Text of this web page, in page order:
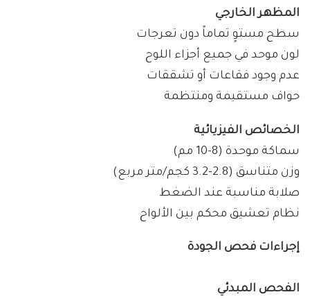
المظهر الخارجي
سطح مستوٍ تماماً دون تعرجات
لون موحد في جميع أجزاء اللوح
عدم وجود فقاعات أو تشققات
حواف مستقيمة ومنتظمة
الخصائص الفيزيائية
سماكة موحدة (8-10 مم)
وزن متناسق (2.8-3.2 كجم/متر مربع)
صلابة مناسبة عند الضغط
نظام تعشيق محكم بين الألواح
إجراءات فحص الجودة
الفحص المبدئي